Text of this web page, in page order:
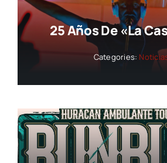
25 Años De «La
Categories: